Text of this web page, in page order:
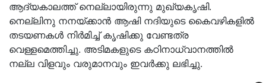
ആദ്യകാലത്ത് നെല്ലായിരുന്നു മുഖ്യകൃഷി.
നെല്ലിനു നനയ്ക്കാൻ ആഷി നദിയുടെ കൈവഴികളിൽ
തടയണകൾ നിർമിച്ച് കൃഷിക്കു വേണ്ടത്ര
വെള്ളമെത്തിച്ചു. അടിമകളുടെ കഠിനാധ്വാനത്തിൽ
നല്ല വിളവും വരുമാനവും ഇവർക്കു ലഭിച്ചു.